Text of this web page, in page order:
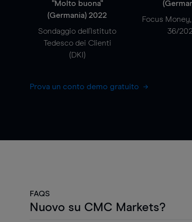
"Molto buona"
(Germania) 2022
Sondaggio dell'Istituto
Tedesco dei Clienti
(DKI)
Focus
36/
Prova un conto demo gratuito
FAQS
Nuovo su CMC Markets?